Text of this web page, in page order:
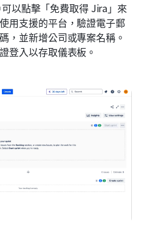
以點擊「免費取得 Jira」來
用支援的平台，驗證電子郵
，並新增公司或專案名稱。
登入以存取儀表板。